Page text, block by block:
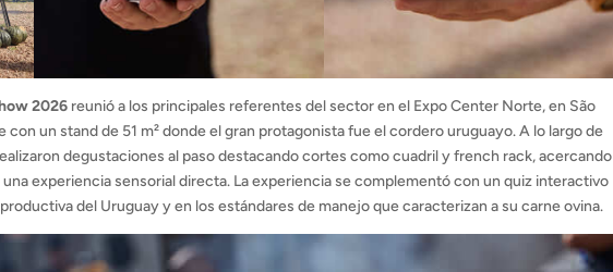
2026 reunió a los principales referentes del sector en el Expo Center Norte, en São
un stand de 51 m² donde el gran protagonista fue el cordero uruguayo. A lo largo de
degustaciones al paso destacando cortes como cuadril y french rack, acercando
experiencia sensorial directa. La experiencia se complementó con un quiz interactivo
del Uruguay y en los estándares de manejo que caracterizan a su carne ovina.